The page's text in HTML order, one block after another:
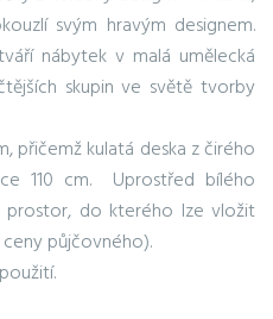
svým hravým designem.
nábytek v malá umělecká
skupin ve světě tvorby
přičemž kulatá deska z čirého
110 cm. Uprostřed bílého
prostor, do kterého lze vložit
půjčovného).